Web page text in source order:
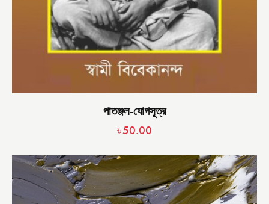
পাতঞ্জল-যোগসূত্র
৳50.00